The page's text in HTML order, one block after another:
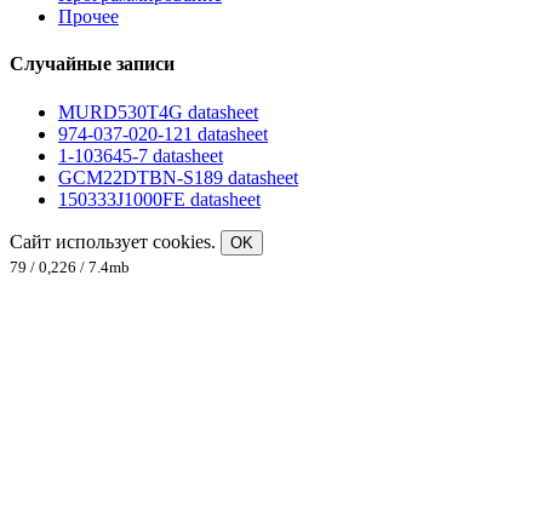
Прочее
Случайные записи
MURD530T4G datasheet
974-037-020-121 datasheet
1-103645-7 datasheet
GCM22DTBN-S189 datasheet
150333J1000FE datasheet
Сайт использует cookies.
OK
79 / 0,226 / 7.4mb